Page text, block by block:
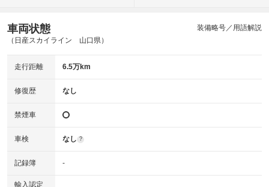
車両状態
（日産スカイライン 山口県）
装備略号／用語解説
走行距離 6.5万km
修復歴 なし
禁煙車
車検 なし ?
記録簿 -
輸入認定